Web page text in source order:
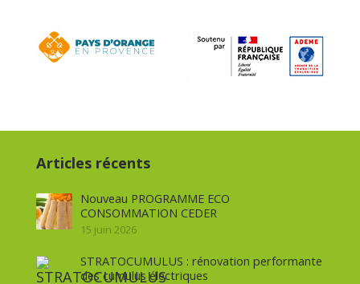
Articles récents
Nouveau PROGRAMME ECO
CONSOMMATION CEDER
15 juin 2026
STRATOCUMULUS : rénovation performante
des cumulus électriques